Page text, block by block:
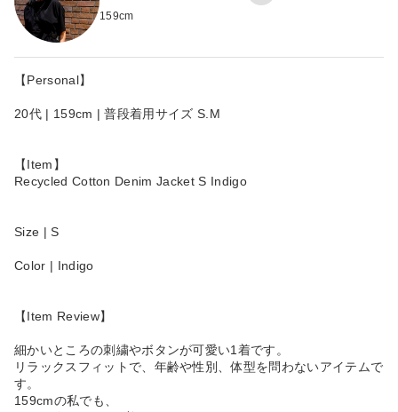
159cm
【Personal】
20代 | 159cm | 普段着用サイズ S.M
【Item】
Recycled Cotton Denim Jacket S Indigo
Size | S
Color | Indigo
【Item Review】
細かいところの刺繍やボタンが可愛い1着です。
リラックスフィットで、年齢や性別、体型を問わないアイテムで
す。
159cmの私でも、